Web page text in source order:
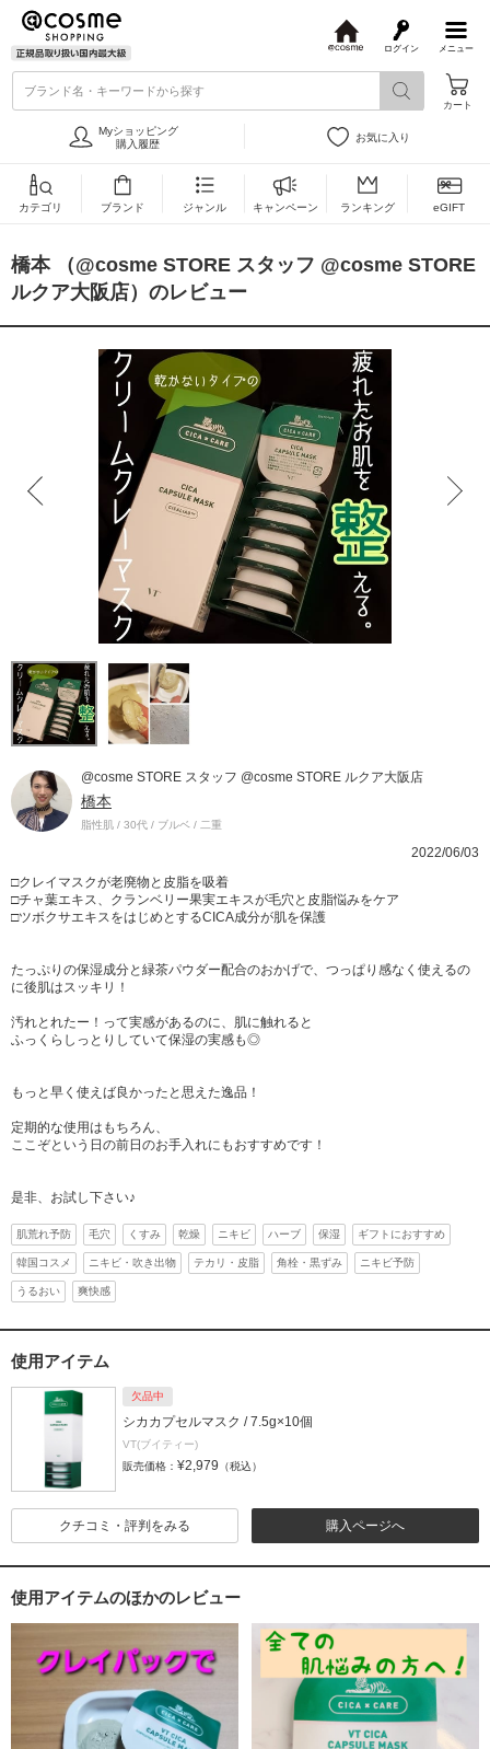
メニュー
ログイン
s
ブランド名・キーワードから探す
カート
Myショッピング
購入履歴
お気に入り
カテゴリ ブランド ジャンル キャンペーン ランキング eGIFT
橋本 （@cosme STORE スタッフ @cosme STORE
ルクア大阪店）のレビュー
@cosme STORE スタッフ @cosme STORE ルクア大阪店
橋本
脂性肌 / 30代 / ブルベ / 二重
2022/06/03
□クレイマスクが老廃物と皮脂を吸着
□チャ葉エキス、クランベリー果実エキスが毛穴と皮脂悩みをケア
□ツボクサエキスをはじめとするCICA成分が肌を保護
たっぷりの保湿成分と緑茶パウダー配合のおかげで、つっぱり感なく使えるの
に後肌はスッキリ！
汚れとれたー！って実感があるのに、肌に触れると
ふっくらしっとりしていて保湿の実感も◎
もっと早く使えば良かったと思えた逸品！
定期的な使用はもちろん、
ここぞという日の前日のお手入れにもおすすめです！
是非、お試し下さい♪
肌荒れ予防 毛穴 くすみ 乾燥 ニキビ ハーブ 保湿 ギフトにおすすめ
韓国コスメ ニキビ・吹き出物 テカリ・皮脂 角栓・黒ずみ ニキビ予防
うるおい 爽快感
使用アイテム
欠品中
シカカプセルマスク / 7.5g×10個
VT(ブイティー)
販売価格： ¥2,979 （税込）
購入ページへ
クチコミ・評判をみる
使用アイテムのほかのレビュー